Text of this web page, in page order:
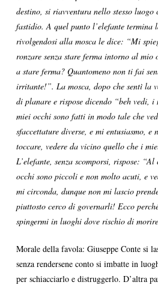
destino, si riavventura nello stesso luogo
fastidio. A quel punto l’elefante termina
rivolgendosi alla mosca le dice: “Mi
ronzare senza stare ferma intorno al mio
a stare ferma? Quantomeno non ti fai
irritante!”. La mosca, dopo che sentì la
di planare e rispose dicendo “beh vedi,
miei occhi sono fatti in modo tale che
sfaccettature diverse, e mi entusiasmo, e
toccare, vedere da vicino quello che i
L’elefante, senza scomporsi, rispose:
occhi sono piccoli e non molto acuti, e
mi circonda, dunque non mi lascio
piuttosto cerco di governarli! Ecco
spingermi in luoghi dove rischio di
Morale della favola: Giuseppe Conte si
senza rendersene conto si imbatte in
per schiacciarlo e distruggerlo. D’altra